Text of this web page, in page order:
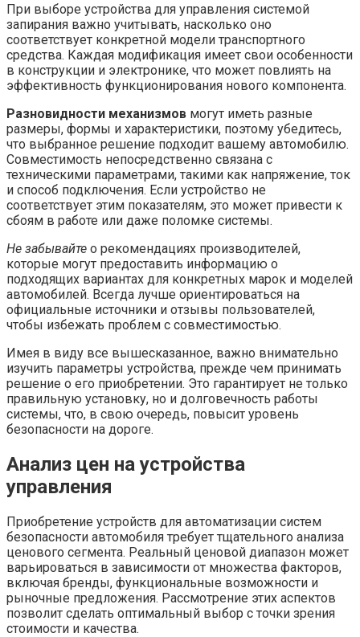
При выборе устройства для управления системой
запирания важно учитывать, насколько оно
соответствует конкретной модели транспортного
средства. Каждая модификация имеет свои особенности
в конструкции и электронике, что может повлиять на
эффективность функционирования нового компонента.
Разновидности механизмов могут иметь разные
размеры, формы и характеристики, поэтому убедитесь,
что выбранное решение подходит вашему автомобилю.
Совместимость непосредственно связана с
техническими параметрами, такими как напряжение, ток
и способ подключения. Если устройство не
соответствует этим показателям, это может привести к
сбоям в работе или даже поломке системы.
Не забывайте о рекомендациях производителей,
которые могут предоставить информацию о
подходящих вариантах для конкретных марок и моделей
автомобилей. Всегда лучше ориентироваться на
официальные источники и отзывы пользователей,
чтобы избежать проблем с совместимостью.
Имея в виду все вышесказанное, важно внимательно
изучить параметры устройства, прежде чем принимать
решение о его приобретении. Это гарантирует не только
правильную установку, но и долговечность работы
системы, что, в свою очередь, повысит уровень
безопасности на дороге.
Анализ цен на устройства
управления
Приобретение устройств для автоматизации систем
безопасности автомобиля требует тщательного анализа
ценового сегмента. Реальный ценовой диапазон может
варьироваться в зависимости от множества факторов,
включая бренды, функциональные возможности и
рыночные предложения. Рассмотрение этих аспектов
позволит сделать оптимальный выбор с точки зрения
стоимости и качества.